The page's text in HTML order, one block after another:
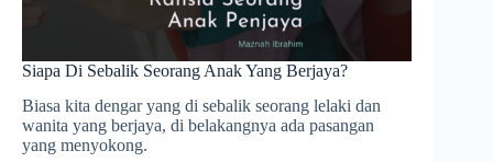
Siapa Di Sebalik Seorang Anak Yang Berjaya?
Biasa kita dengar yang di sebalik seorang lelaki dan
wanita yang berjaya, di belakangnya ada pasangan
yang menyokong.